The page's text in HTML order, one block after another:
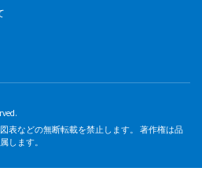
表などの無断転載を禁止します。 著作権は品
します。